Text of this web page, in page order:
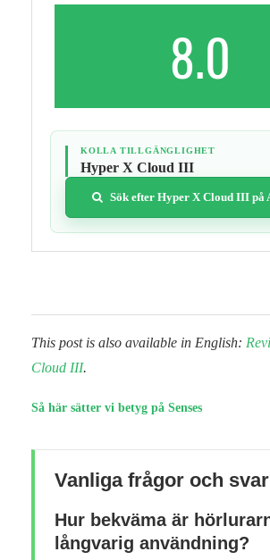
8.0
KOLLA TILLGÄNGLIGHET
Hyper X Cloud III
Sök efter Hyper X Cloud III på
This post is also available in English:
Cloud III.
Så här sätter vi betyg på Senses
Vanliga frågor och svar
Hur bekväma är
långvarig användning?